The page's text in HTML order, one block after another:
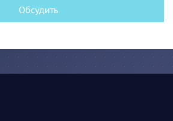
Обсудить